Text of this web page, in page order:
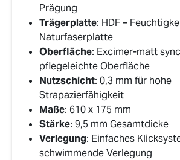
Prägung
Trägerplatte: HDF –
Naturfaserplatte
Oberfläche: Excimer-matt
pflegeleichte Oberfläche
Nutzschicht: 0,3 mm für hohe
Strapazierfähigkeit
Maße: 610 x 175 mm
Stärke: 9,5 mm Gesamtdicke
Verlegung: Einfaches
schwimmende Verlegung